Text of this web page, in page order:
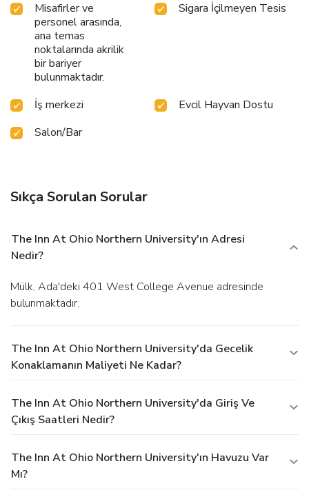
Misafirler ve
personel arasında,
ana temas
noktalarında akrilik
bir bariyer
bulunmaktadır.
Sigara İçilmeyen Tesis
İş merkezi
Evcil Hayvan Dostu
Salon/Bar
Sıkça Sorulan Sorular
The Inn At Ohio Northern University'ın Adresi
Nedir?
Mülk, Ada'deki 401 West College Avenue adresinde
bulunmaktadır.
The Inn At Ohio Northern University'da Gecelik
Konaklamanın Maliyeti Ne Kadar?
The Inn At Ohio Northern University'da Giriş Ve
Çıkış Saatleri Nedir?
The Inn At Ohio Northern University'ın Havuzu Var
Mı?